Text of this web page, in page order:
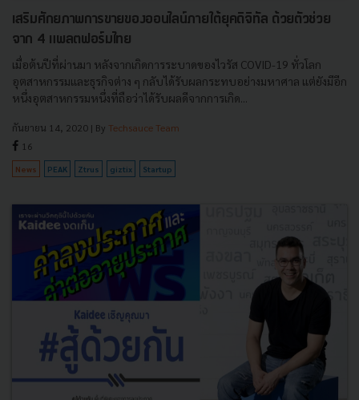
เสริมศักยภาพการขายของออนไลน์ภายใต้ยุคดิจิทัล ด้วยตัวช่วย
จาก 4 แพลตฟอร์มไทย
เมื่อต้นปีที่ผ่านมา หลังจากเกิดการระบาดของไวรัส COVID-19 ทั่วโลก
อุตสาหกรรมและธุรกิจต่าง ๆ กลับได้รับผลกระทบอย่างมหาศาล แต่ยังมีอีก
หนึ่งอุตสาหกรรมหนึ่งที่ถือว่าได้รับผลดีจากการเกิด...
กันยายน 14, 2020 | By Techsauce Team
16
News PEAK Ztrus giztix Startup